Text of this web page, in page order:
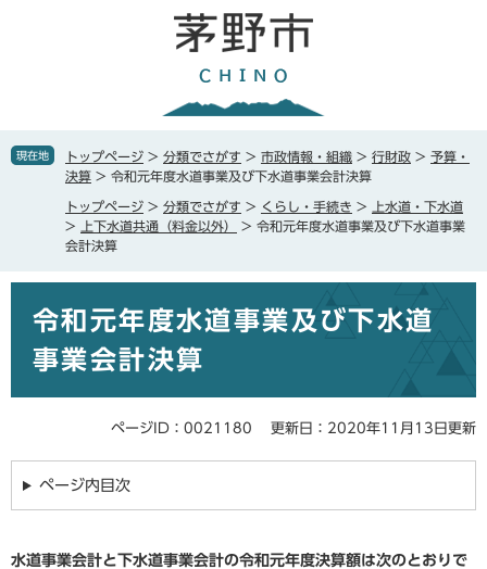
で
ば現在地 トップページ > 分類でさがす > 市政情報・組織 > 行財政 > 予算・
決算 > 令和元年度水道事業及び下水道事業会計決算
トップページ > 分類でさがす > くらし・手続き >
上水道・下水道
>
上下水道共通（料金以外） > 令和元年度水道事業及び下水道事業
会計決算
令和元年度水道事業及び下水道
事業会計決算
ページID：0021180 更新日：2020年11月13日更新
ページ内目次
水道事業会計と下水道事業会計の令和元年度決算額は次のとおりで